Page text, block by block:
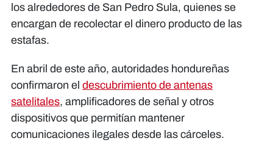
los alrededores de San Pedro Sula, quienes se
encargan de recolectar el dinero producto de las
estafas.
En abril de este año, autoridades hondureñas
confirmaron el descubrimiento de antenas
satelitales, amplificadores de señal y otros
dispositivos que permitían mantener
comunicaciones ilegales desde las cárceles.